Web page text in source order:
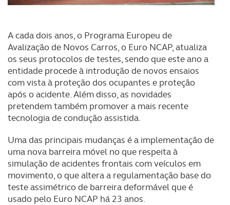
A cada dois anos, o Programa Europeu de
Avalização de Novos Carros, o Euro NCAP, atualiza
os seus protocolos de testes, sendo que este ano a
entidade procede à introdução de novos ensaios
com vista à proteção dos ocupantes e proteção
após o acidente. Além disso, as novidades
pretendem também promover a mais recente
tecnologia de condução assistida.
Uma das principais mudanças é a implementação de
uma nova barreira móvel no que respeita à
simulação de acidentes frontais com veículos em
movimento, o que altera a regulamentação base do
teste assimétrico de barreira deformável que é
usado pelo Euro NCAP há 23 anos.